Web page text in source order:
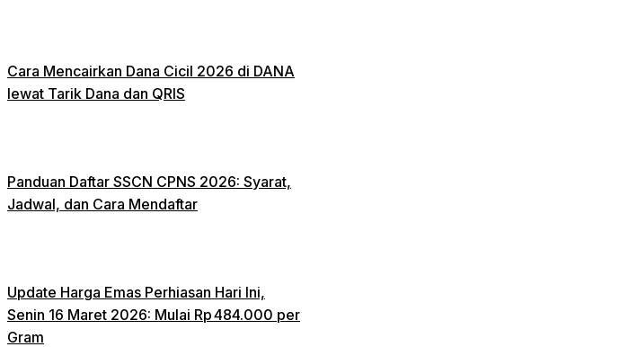
Cara Mencairkan Dana Cicil 2026 di DANA
lewat Tarik Dana dan QRIS
Panduan Daftar SSCN CPNS 2026: Syarat,
Jadwal, dan Cara Mendaftar
Update Harga Emas Perhiasan Hari Ini,
Senin 16 Maret 2026: Mulai Rp 484.000 per
Gram